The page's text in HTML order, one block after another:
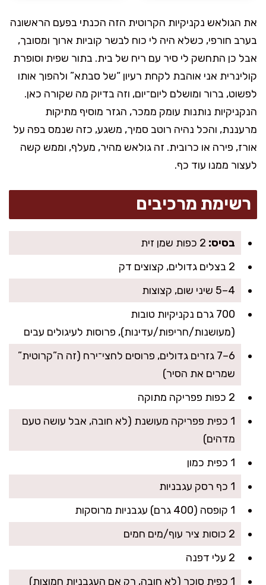
את הגולאש נקניקיות הקרוטית הזה הכנתי בפעם הראשונה
בערב חורפי, כשלא היה לי כוח לבשר קוביות ארוך ומסובך,
אבל כן התחשק לי סיר עם ריח של בית. בתור שפית וסופרת
קולינרית אני אוהבת לקחת רעיון “של סבתא” ולהפוך אותו
לפשוט, ברור ומושלם ליום־יום, וזה בדיוק מה שקורה כאן.
הנקניקיות נותנות עומק ממכר, הגזר מוסיף מתיקות
מרעננת, והכל נהיה רוטב סמיך, משגע, כזה שנמס בפה על
אורז, פירה או כרובית. זה גולאש מהיר, מעלף, וממש קשה
לעצור ממנו עוד כף.
רשימת מרכיבים
בסיס:
2 בצלים גדולים, קצוצים דק
4–5 שיני שום, קצוצות
700 גרם נקניקיות טובות
(מעושנות/חריפות/עדינות), פרוסות לעיגולים עבים
6–7 גזרים גדולים, פרוסים לחצי־ירח (זה ה”קרוטית”
שמרים את הסיר)
2 כפות פפריקה מתוקה
1 כפית פפריקה מעושנת (לא חובה, אבל עושה טעם
מדהים)
1 כפית כמון
1 כף רסק עגבניות
1 קופסה (400 גרם) עגבניות מרוסקות
2 כוסות ציר עוף/מים חמים
2 עלי דפנה
1 כפית סוכר (לא חובה, רק אם העגבניות חמוצות)